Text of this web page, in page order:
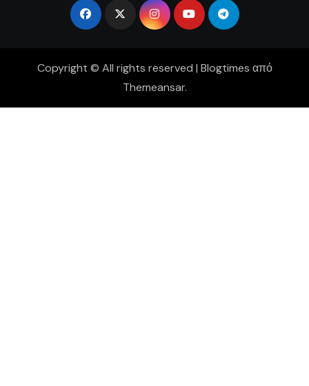
Copyright © All rights reserved | Blogtimes από
Themeansar.